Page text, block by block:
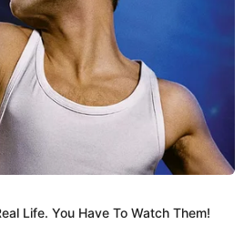
son sus canciones más
hasta música cristiana
primeras mujeres en incursionar en la